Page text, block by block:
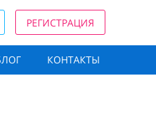
РЕГИСТРАЦИЯ
КОНТАКТЫ